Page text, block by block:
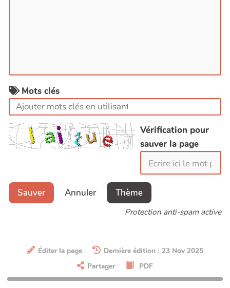
Mots clés
Vérification pour
sauver la page
Sauver Annuler Thème
Protection anti-spam active
Éditer la page
Dernière édition : 23 Nov 2025
Partager
PDF